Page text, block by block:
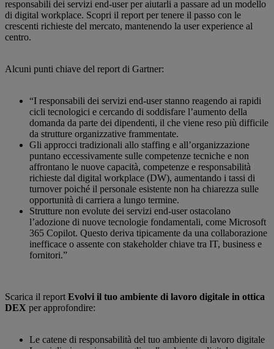
responsabili dei servizi end-user per aiutarli a passare ad un modello
di digital workplace. Scopri il report per tenere il passo con le
crescenti richieste del mercato, mantenendo la user experience al
centro.
Alcuni punti chiave del report di Gartner:
“I responsabili dei servizi end-user stanno reagendo ai rapidi
cicli tecnologici e cercando di soddisfare l’aumento della
domanda da parte dei dipendenti, il che viene reso più difficile
da strutture organizzative frammentate.
Gli approcci tradizionali allo staffing e all’organizzazione
puntano eccessivamente sulle competenze tecniche e non
affrontano le nuove capacità, competenze e responsabilità
richieste dal digital workplace (DW), aumentando i tassi di
turnover poiché il personale esistente non ha chiarezza sulle
opportunità di carriera a lungo termine.
Strutture non evolute dei servizi end-user ostacolano
l’adozione di nuove tecnologie fondamentali, come Microsoft
365 Copilot. Questo deriva tipicamente da una collaborazione
inefficace o assente con stakeholder chiave tra IT, business e
fornitori.”
Scarica il report Evolvi il tuo ambiente di lavoro digitale in ottica
DEX per approfondire:
Le catene di responsabilità del tuo ambiente di lavoro digitale